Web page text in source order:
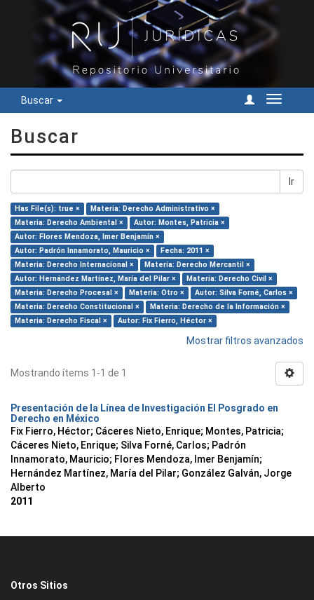
Buscar
Cambiar
Buscar
Ir
Has File(s): true ×
Materia: Derecho Administrativo ×
Materia: Derecho Ambiental ×
Autor: Montes, Patricia ×
Autor: Flores Mendoza, Imer Benjamín ×
Autor: Padrón Innamorato, Mauricio ×
Fecha: 2011 ×
Materia: Derecho Internacional ×
Materia: Derecho Mercantil ×
Autor: Hernández Martínez, María del Pilar ×
Materia: Derecho Civil ×
Materia: Derecho Procesal ×
Materia: Otro ×
Autor: Silva Forné, Carlos ×
Materia: Derecho Constitucional ×
Materia: Derecho de la Información ×
Materia: Derecho Fiscal ×
Autor: Fix Fierro, Héctor ×
Mostrar filtros avanzados
Mostrando ítems 1-1 de 1
Presentación de la Línea de Investigación El Posgrado en
Derecho en México
Fix Fierro, Héctor; Cáceres Nieto, Enrique; Montes, Patricia;
Cáceres Nieto, Enrique; Silva Forné, Carlos; Padrón
Innamorato, Mauricio; Flores Mendoza, Imer Benjamín;
Hernández Martínez, María del Pilar; González Galván, Jorge
Alberto
2011
Otros Sitios